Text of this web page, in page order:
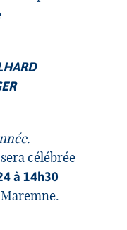
célébrée
à 14h30
Maremne.